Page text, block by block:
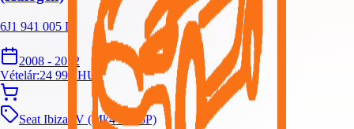
6J1 941 005 D
2008 - 2012
Vételár:24 999 HUF
Seat Ibiza IV (Mk4 / 6J/6P)